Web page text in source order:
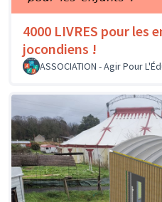
4000 LIVRES pour les
jocondiens !
ASSOCIATION - Agir Pour